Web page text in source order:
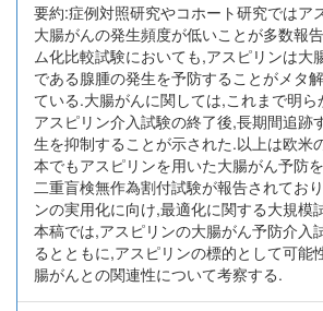
要約:症例対照研究やコホート研究ではア
大腸がんの発生頻度が低いことが多数報
ム化比較試験においても,アスピリンは大
である腺腫の発生を予防することがメタ
ている.大腸がんに関しては,これまで明
アスピリン介入試験の終了後,長期間追跡
生を抑制することが示された.以上は欧米
本でもアスピリンを用いた大腸がん予防
二重盲検無作為割付試験が報告されてお
ンの実用化に向け,最適化に関する大規模
本稿では,アスピリンの大腸がん予防介入
るとともに,アスピリンの標的として可能
腸がんとの関連性について考察する.